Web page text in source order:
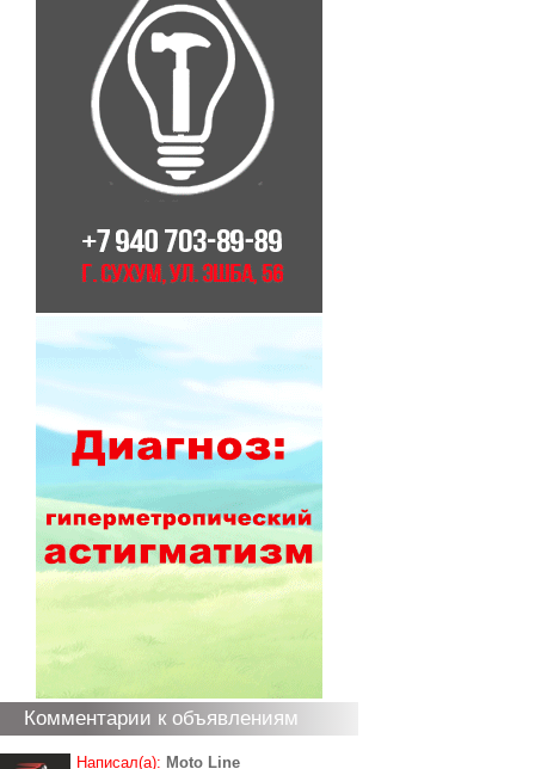
Комментарии к объявлениям
Написал(а): Moto Line